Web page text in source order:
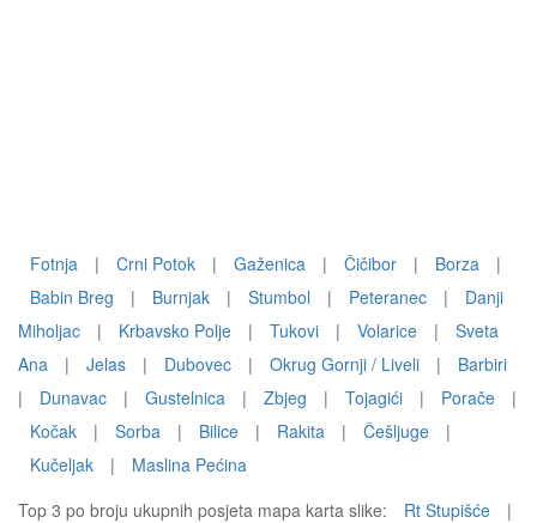
Fotnja | Crni Potok | Gaženica | Čičibor | Borza
|
Babin Breg
| Burnjak | Stumbol | Peteranec |
Danji
Miholjac
| Krbavsko Polje | Tukovi | Volarice |
Sveta
Ana
| Jelas | Dubovec | Okrug Gornji / Liveli |
Barbiri
|
Dunavac | Gustelnica | Zbjeg | Tojagići | Porače
|
Kočak
| Sorba | Bilice | Rakita | Češljuge
|
Kučeljak
|
Maslina Pećina
Top 3 po broju ukupnih posjeta mapa karta slike:
Rt Stupišće
|